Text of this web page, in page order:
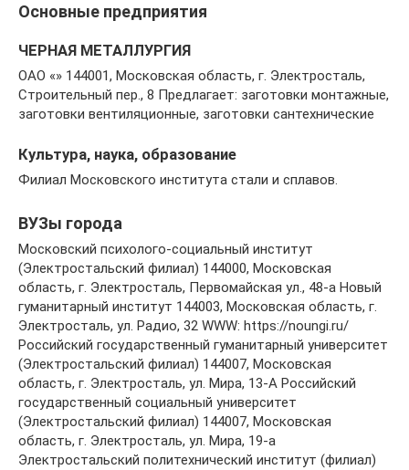
Основные предприятия
ЧЕРНАЯ МЕТАЛЛУРГИЯ
ОАО «» 144001, Московская область, г. Электросталь,
Строительный пер., 8 Предлагает: заготовки монтажные,
заготовки вентиляционные, заготовки сантехнические
Культура, наука, образование
Филиал Московского института стали и сплавов.
ВУЗы города
Московский психолого-социальный институт
(Электростальский филиал) 144000, Московская
область, г. Электросталь, Первомайская ул., 48-а Новый
гуманитарный институт 144003, Московская область, г.
Электросталь, ул. Радио, 32 WWW: https://noungi.ru/
Российский государственный гуманитарный университет
(Электростальский филиал) 144007, Московская
область, г. Электросталь, ул. Мира, 13-А Российский
государственный социальный университет
(Электростальский филиал) 144007, Московская
область, г. Электросталь, ул. Мира, 19-а
Электростальский политехнический институт (филиал)